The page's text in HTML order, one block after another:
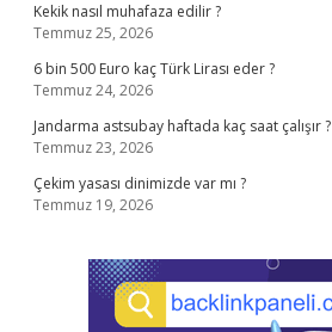
Kekik nasıl muhafaza edilir ?
Temmuz 25, 2026
6 bin 500 Euro kaç Türk Lirası eder ?
Temmuz 24, 2026
Jandarma astsubay haftada kaç saat çalışır ?
Temmuz 23, 2026
Çekim yasası dinimizde var mı ?
Temmuz 19, 2026